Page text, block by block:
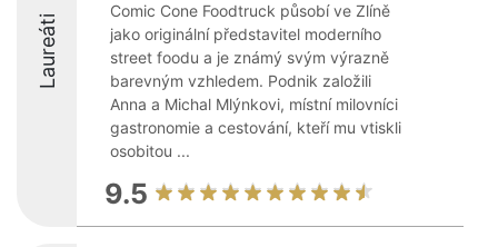
Laureáti
Comic Cone Foodtruck působí ve Zlíně
jako originální představitel moderního
street foodu a je známý svým výrazně
barevným vzhledem. Podnik založili
Anna a Michal Mlýnkovi, místní milovníci
gastronomie a cestování, kteří mu vtiskli
osobitou ...
9.5